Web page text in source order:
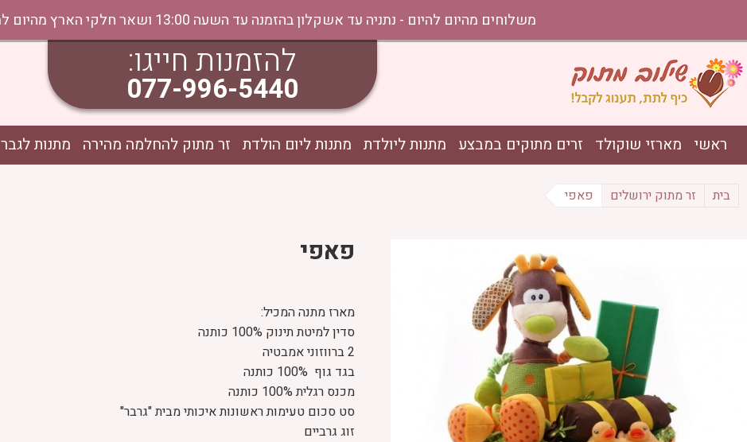
משלוחים מהיום להיום - נתניה עד אשקלון בהזמנה עד השעה 13:00 ושאר חלקי הארץ מהיום למחר בתיאום טלפוני
להזמנות חייגו:
077-996-5440
ראשי מארזי שוקולד זרים מתוקים במבצע מתנות ליולדת מתנות ליום הולדת זר מתוק להחלמה מהירה מתנות לגבר
בית זר מתוק ירושלים פאפי
פאפי
מארז מתנה המכיל:
סדין למיטת תינוק 100% כותנה
2 ברווזוני אמבטיה
בגד גוף 100% כותנה
מכנס רגלית 100% כותנה
סט סכום טעימות ראשונות איכותי מבית "גרבר"
זוג גרביים